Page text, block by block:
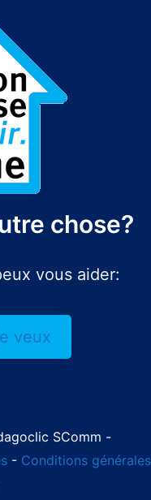
chose?
vous aider:
veux
SComm -
- Conditions générales